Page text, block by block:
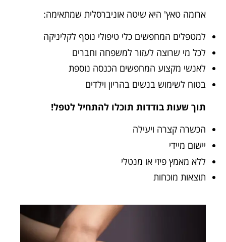
ארומה טאץ' היא שיטה אוניברסלית שמתאימה:
למטפלים המחפשים כלי טיפולי נוסף לקליניקה
לכל מי שרוצה לעזור למשפחה וחברים
לאנשי מקצוע המחפשים הכנסה נוספת
בטוח לשימוש בנשים בהריון וילדים
תוך שעות בודדות תוכלו להתחיל לטפל!
הכשרה קצרה ויעילה
יישום מיידי
ללא מאמץ פיזי או מנטלי
תוצאות מוכחות